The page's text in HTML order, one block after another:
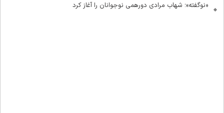
«نوگفته»؛ شهاب مرادی دورهمی نوجوانان را آغاز کرد